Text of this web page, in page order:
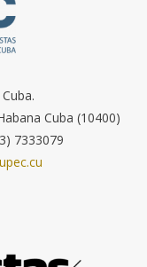
Cuba (10400)
7333079